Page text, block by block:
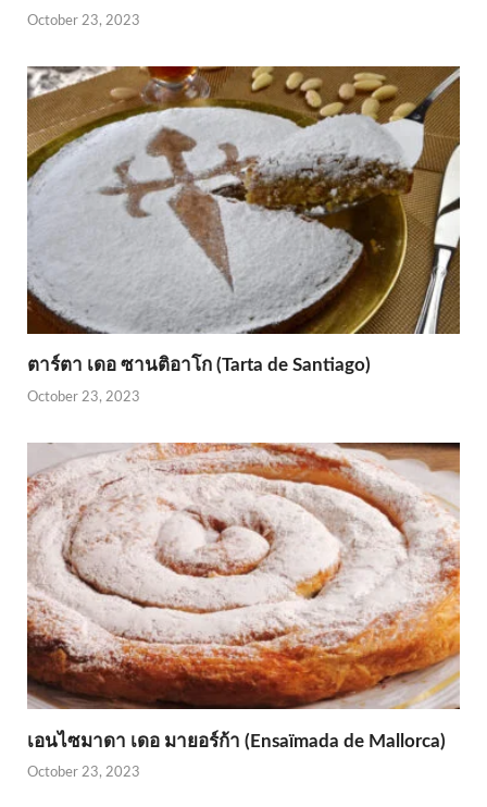
October 23, 2023
ตาร์ตา เดอ ซานติอาโก (Tarta de Santiago)
October 23, 2023
เอนไซมาดา เดอ มายอร์ก้า (Ensaïmada de Mallorca)
October 23, 2023